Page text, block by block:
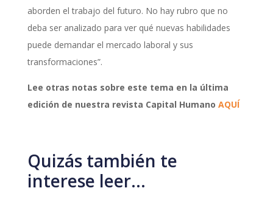
aborden el trabajo del futuro. No hay rubro que no
deba ser analizado para ver qué nuevas habilidades
puede demandar el mercado laboral y sus
transformaciones”.
Lee otras notas sobre este tema en la última
edición de nuestra revista Capital Humano AQUÍ
Quizás también te
interese leer…